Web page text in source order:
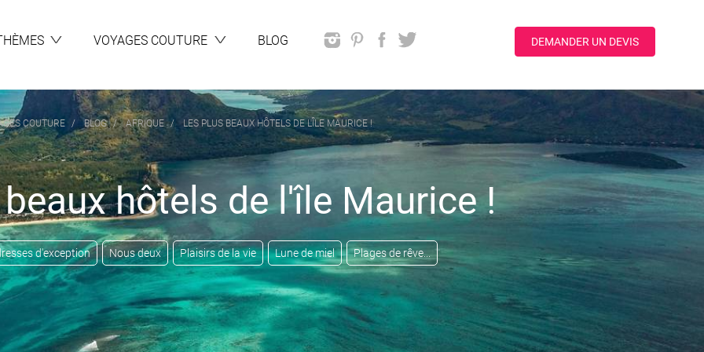
VOYAGES COUTURE BLOG DEMANDER UN DEVIS
COUTURE BLOG AFRIQUE LES PLUS BEAUX HÔTELS DE L'ÎLE MAURICE !
hôtels de l'île Maurice !
d'exception Nous deux Plaisirs de la vie Lune de miel Plages de rêve...